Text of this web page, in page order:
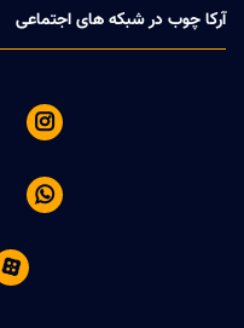
آرکا چوب در شبکه های اجتماعی


